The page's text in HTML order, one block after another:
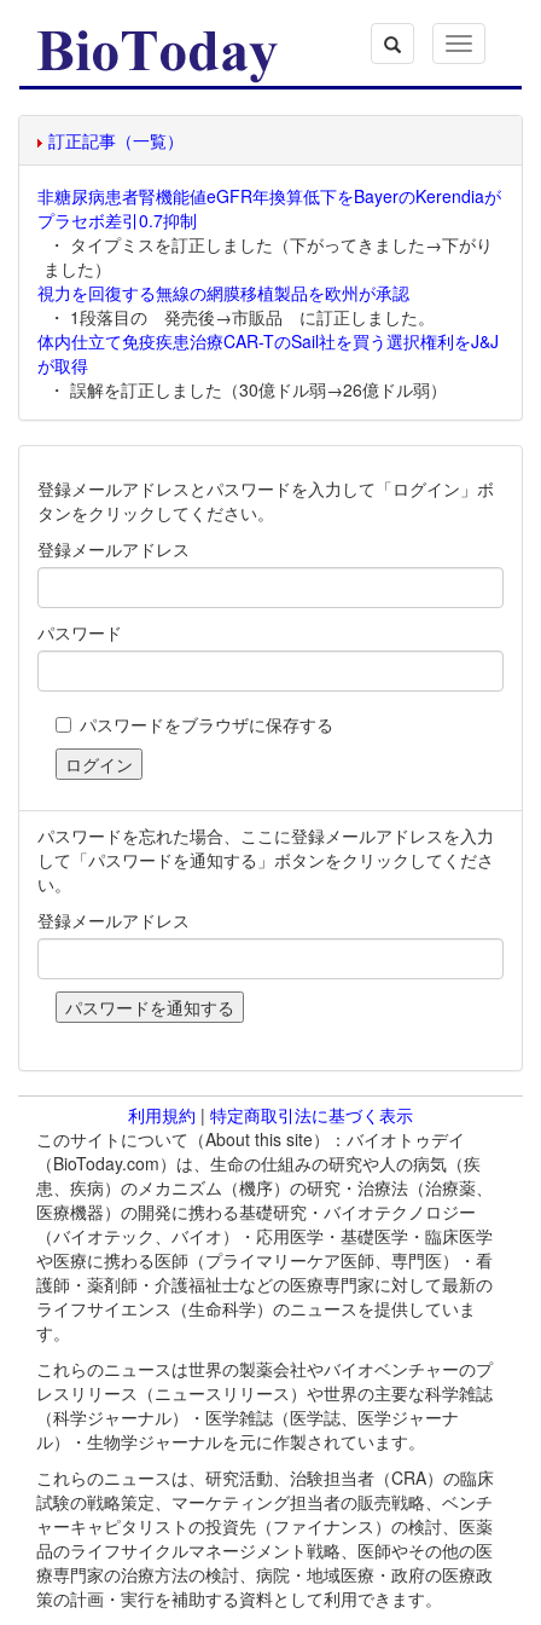
Toggle
navigation
訂正記事（一覧）
非糖尿病患者腎機能値eGFR年換算低下をBayerのKerendiaが
プラセボ差引0.7抑制
・ タイプミスを訂正しました（下がってきました→下がり
ました）
視力を回復する無線の網膜移植製品を欧州が承認
・ 1段落目の 発売後→市販品 に訂正しました。
体内仕立て免疫疾患治療CAR-TのSail社を買う選択権利をJ&J
が取得
・ 誤解を訂正しました（30億ドル弱→26億ドル弱）
登録メールアドレスとパスワードを入力して「ログイン」ボ
タンをクリックしてください。
登録メールアドレス
パスワード
パスワードをブラウザに保存する
パスワードを忘れた場合、ここに登録メールアドレスを入力
して「パスワードを通知する」ボタンをクリックしてくださ
い。
登録メールアドレス
利用規約 | 特定商取引法に基づく表示
このサイトについて（About this site）：バイオトゥデイ
（BioToday.com）は、生命の仕組みの研究や人の病気（疾
患、疾病）のメカニズム（機序）の研究・治療法（治療薬、
医療機器）の開発に携わる基礎研究・バイオテクノロジー
（バイオテック、バイオ）・応用医学・基礎医学・臨床医学
や医療に携わる医師（プライマリーケア医師、専門医）・看
護師・薬剤師・介護福祉士などの医療専門家に対して最新の
ライフサイエンス（生命科学）のニュースを提供していま
す。
これらのニュースは世界の製薬会社やバイオベンチャーのプ
レスリリース（ニュースリリース）や世界の主要な科学雑誌
（科学ジャーナル）・医学雑誌（医学誌、医学ジャーナ
ル）・生物学ジャーナルを元に作製されています。
これらのニュースは、研究活動、治験担当者（CRA）の臨床
試験の戦略策定、マーケティング担当者の販売戦略、ベンチ
ャーキャピタリストの投資先（ファイナンス）の検討、医薬
品のライフサイクルマネージメント戦略、医師やその他の医
療専門家の治療方法の検討、病院・地域医療・政府の医療政
策の計画・実行を補助する資料として利用できます。